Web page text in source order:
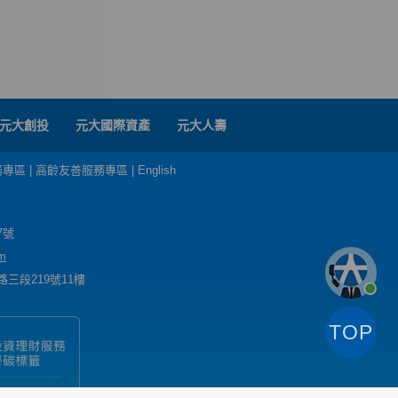
元大創投 元大國際資產 元大人壽
區 高齡友善服務專區 English
號
三段219號11樓
TOP